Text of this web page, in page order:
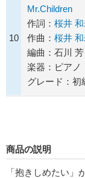
10
Mr.Children
作詞： 桜井
作曲： 桜井
編曲：石川 芳
楽器：ピアノ
グレード：初
商品の説明
「抱きしめたい」